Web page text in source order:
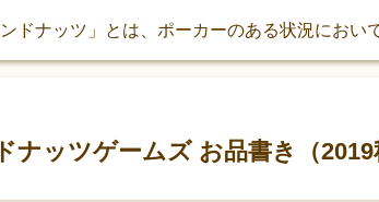
ンドナッツ」とは、ポーカーのある状況にお
ナッツゲームズ お品書き（2019